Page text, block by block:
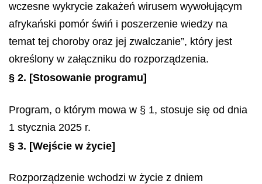
wczesne wykrycie zakażeń wirusem wywołującym
afrykański pomór świń i poszerzenie wiedzy na
temat tej choroby oraz jej zwalczanie”, który jest
określony w załączniku do rozporządzenia.
§ 2. [Stosowanie programu]
Program, o którym mowa w § 1, stosuje się od dnia
1 stycznia 2025 r.
§ 3. [Wejście w życie]
Rozporządzenie wchodzi w życie z dniem